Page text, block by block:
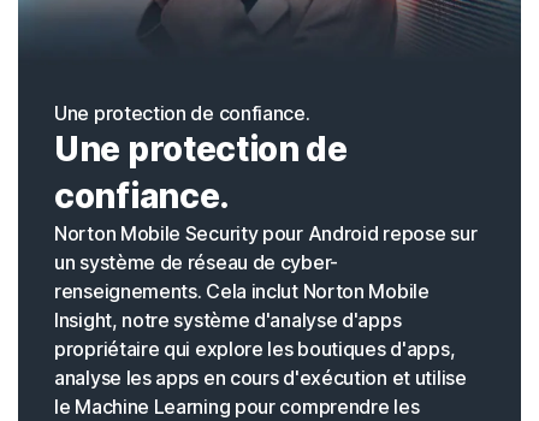
Une protection de confiance.
Une protection de
confiance.
Norton Mobile Security pour Android repose sur
un système de réseau de cyber-
renseignements. Cela inclut Norton Mobile
Insight, notre système d'analyse d'apps
propriétaire qui explore les boutiques d'apps,
analyse les apps en cours d'exécution et utilise
le Machine Learning pour comprendre les